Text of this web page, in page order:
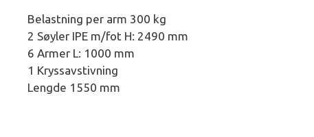
Belastning per arm 300 kg
2 Søyler IPE m/fot H: 2490 mm
6 Armer L: 1000 mm
1 Kryssavstivning
Lengde 1550 mm